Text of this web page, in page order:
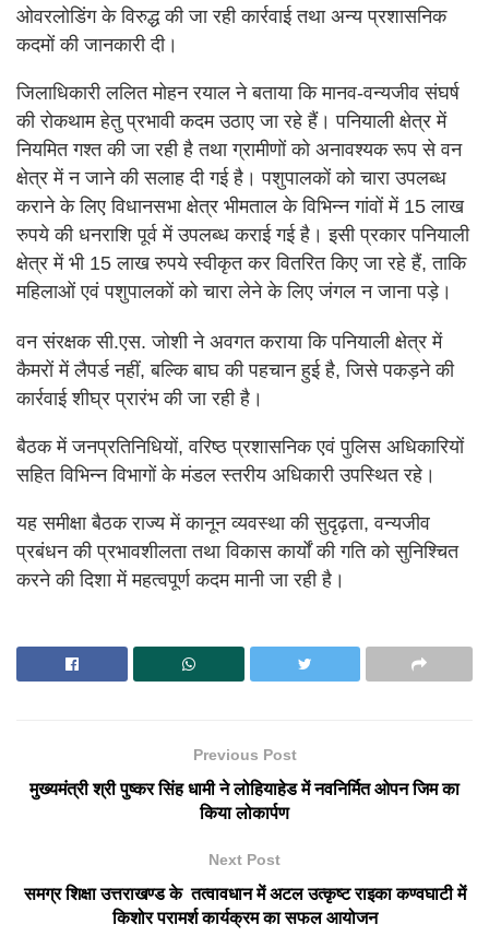
ओवरलोडिंग के विरुद्ध की जा रही कार्रवाई तथा अन्य प्रशासनिक
कदमों की जानकारी दी।
जिलाधिकारी ललित मोहन रयाल ने बताया कि मानव-वन्यजीव संघर्ष
की रोकथाम हेतु प्रभावी कदम उठाए जा रहे हैं। पनियाली क्षेत्र में
नियमित गश्त की जा रही है तथा ग्रामीणों को अनावश्यक रूप से वन
क्षेत्र में न जाने की सलाह दी गई है। पशुपालकों को चारा उपलब्ध
कराने के लिए विधानसभा क्षेत्र भीमताल के विभिन्न गांवों में 15 लाख
रुपये की धनराशि पूर्व में उपलब्ध कराई गई है। इसी प्रकार पनियाली
क्षेत्र में भी 15 लाख रुपये स्वीकृत कर वितरित किए जा रहे हैं, ताकि
महिलाओं एवं पशुपालकों को चारा लेने के लिए जंगल न जाना पड़े।
वन संरक्षक सी.एस. जोशी ने अवगत कराया कि पनियाली क्षेत्र में
कैमरों में लैपर्ड नहीं, बल्कि बाघ की पहचान हुई है, जिसे पकड़ने की
कार्रवाई शीघ्र प्रारंभ की जा रही है।
बैठक में जनप्रतिनिधियों, वरिष्ठ प्रशासनिक एवं पुलिस अधिकारियों
सहित विभिन्न विभागों के मंडल स्तरीय अधिकारी उपस्थित रहे।
यह समीक्षा बैठक राज्य में कानून व्यवस्था की सुदृढ़ता, वन्यजीव
प्रबंधन की प्रभावशीलता तथा विकास कार्यों की गति को सुनिश्चित
करने की दिशा में महत्वपूर्ण कदम मानी जा रही है।
Previous Post
मुख्यमंत्री श्री पुष्कर सिंह धामी ने लोहियाहेड में नवनिर्मित ओपन जिम का
किया लोकार्पण
Next Post
समग्र शिक्षा उत्तराखण्ड के तत्वावधान में अटल उत्कृष्ट राइका कण्वघाटी में
किशोर परामर्श कार्यक्रम का सफल आयोजन